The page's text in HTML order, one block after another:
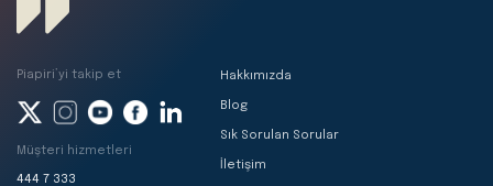
Hakkımızda
Blog
Sık Sorulan Sorular
İletişim
Piapiri’yi takip et
Müşteri hizmetleri
444 7 333